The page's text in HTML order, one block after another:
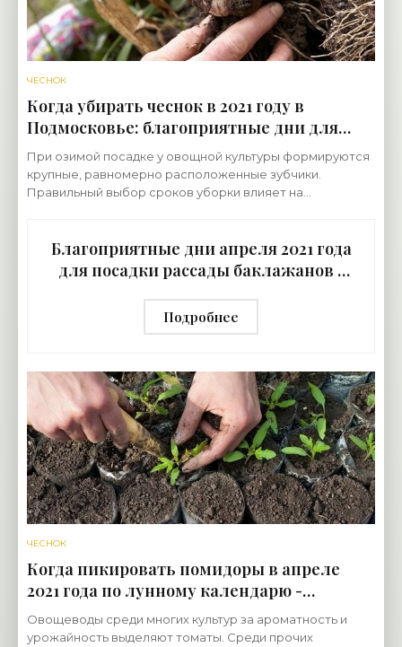
ЧЕСНОК
Когда убирать чеснок в 2021 году в
Подмосковье: благоприятные дни для
озимого чеснока с учетом региона
выращивания - «Овощи»
При озимой посадке у овощной культуры формируются
крупные, равномерно расположенные зубчики.
Правильный выбор сроков уборки влияет на
Благоприятные дни апреля 2021 года
для посадки рассады баклажанов -
Подробнее
ЧЕСНОК
Когда пикировать помидоры в апреле
2021 года по лунному календарю -
«Овощи»
Овощеводы среди многих культур за ароматность и
урожайность выделяют томаты. Среди прочих